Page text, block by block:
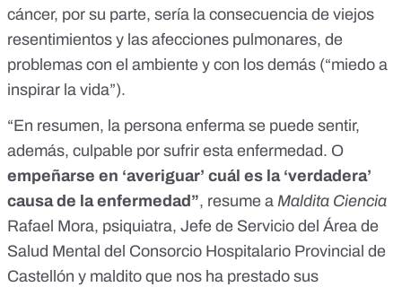
cáncer, por su parte, sería la consecuencia de viejos
resentimientos y las afecciones pulmonares, de
problemas con el ambiente y con los demás (“miedo a
inspirar la vida”).
“En resumen, la persona enferma se puede sentir,
además, culpable por sufrir esta enfermedad. O
empeñarse en ‘averiguar’ cuál es la ‘verdadera’
causa de la enfermedad”, resume a Maldita Ciencia
Rafael Mora, psiquiatra, Jefe de Servicio del Área de
Salud Mental del Consorcio Hospitalario Provincial de
Castellón y maldito que nos ha prestado sus